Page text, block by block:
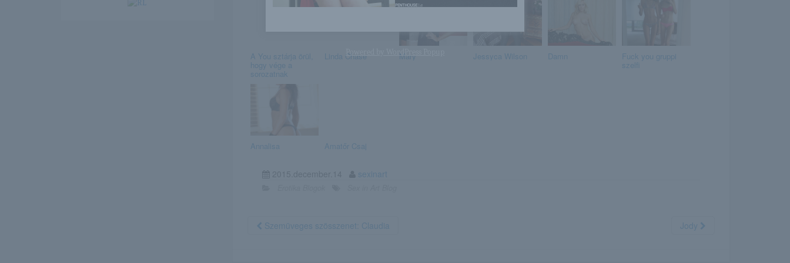
A You sztárja örül,
hogy vége a
sorozatnak
Linda Chase Mary Jessyca Wilson Damn Fuck you gruppi
szelfi
Annalisa Amatőr Csaj
sexinart
Szemüveges szösszenet: Claudia Jody
Powered by WordPress Popup